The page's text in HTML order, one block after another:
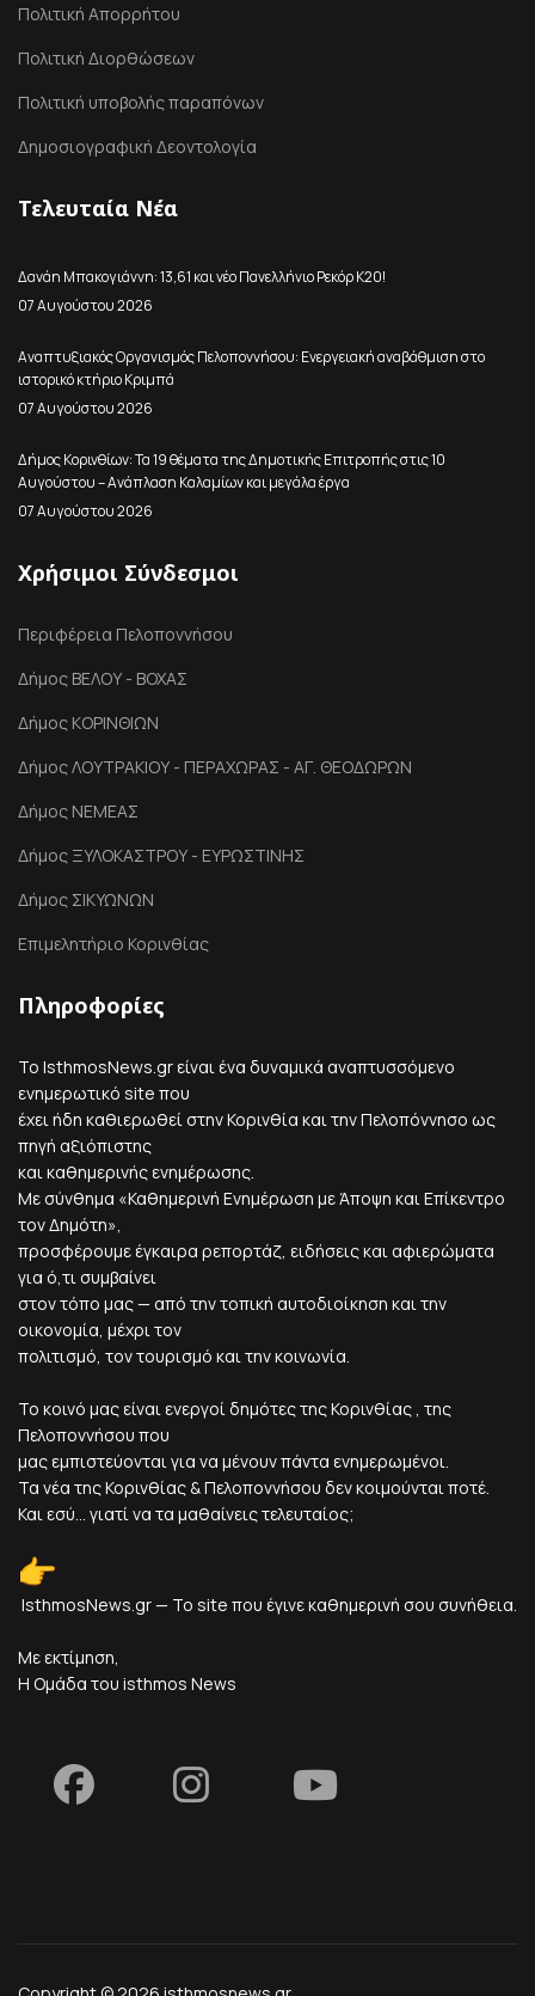
Πολιτική Απορρήτου
Πολιτική Διορθώσεων
Πολιτική υποβολής παραπόνων
Δημοσιογραφική Δεοντολογία
Τελευταία Νέα
Δανάη Μπακογιάννη: 13,61 και νέο Πανελλήνιο Ρεκόρ Κ20!
07 Αυγούστου 2026
Αναπτυξιακός Οργανισμός Πελοποννήσου: Ενεργειακή αναβάθμιση στο
ιστορικό κτήριο Κριμπά
07 Αυγούστου 2026
Δήμος Κορινθίων: Τα 19 θέματα της Δημοτικής Επιτροπής στις 10
Αυγούστου – Ανάπλαση Καλαμίων και μεγάλα έργα
07 Αυγούστου 2026
Χρήσιμοι Σύνδεσμοι
Περιφέρεια Πελοποννήσου
Δήμος ΒΕΛΟΥ - ΒΟΧΑΣ
Δήμος ΚΟΡΙΝΘΙΩΝ
Δήμος ΛΟΥΤΡΑΚΙΟΥ - ΠΕΡΑΧΩΡΑΣ - ΑΓ. ΘΕΟΔΩΡΩΝ
Δήμος ΝΕΜΕΑΣ
Δήμος ΞΥΛΟΚΑΣΤΡΟΥ - ΕΥΡΩΣΤΙΝΗΣ
Δήμος ΣΙΚΥΩΝΩΝ
Επιμελητήριο Κορινθίας
Πληροφορίες
Το IsthmosNews.gr είναι ένα δυναμικά αναπτυσσόμενο
ενημερωτικό site που
έχει ήδη καθιερωθεί στην Κορινθία και την Πελοπόννησο ως
πηγή αξιόπιστης
και καθημερινής ενημέρωσης.
Με σύνθημα «Καθημερινή Ενημέρωση με Άποψη και Επίκεντρο
τον Δημότη»,
προσφέρουμε έγκαιρα ρεπορτάζ, ειδήσεις και αφιερώματα
για ό,τι συμβαίνει
στον τόπο μας — από την τοπική αυτοδιοίκηση και την
οικονομία, μέχρι τον
πολιτισμό, τον τουρισμό και την κοινωνία.
Το κοινό μας είναι ενεργοί δημότες της Κορινθίας , της
Πελοποννήσου που
μας εμπιστεύονται για να μένουν πάντα ενημερωμένοι.
Τα νέα της Κορινθίας & Πελοποννήσου δεν κοιμούνται ποτέ.
Και εσύ... γιατί να τα μαθαίνεις τελευταίος;
IsthmosNews.gr — Το site που έγινε καθημερινή σου συνήθεια.
Με εκτίμηση,
Η Ομάδα του isthmos News